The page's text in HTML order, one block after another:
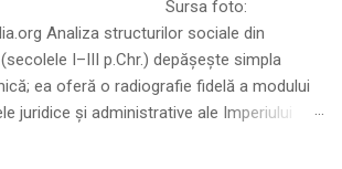
foto:
Analiza structurilor sociale din
I–III p.Chr.) depășește simpla
ea oferă o radiografie fidelă a modului
juridice și administrative ale Imperiului